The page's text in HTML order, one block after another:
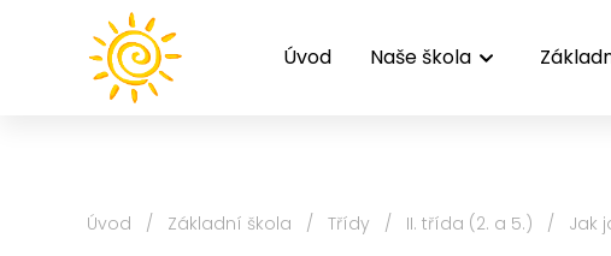
Úvod Naše škola
Úvod / Základní škola / Třídy / II. třída (2. a 5.) / Jak